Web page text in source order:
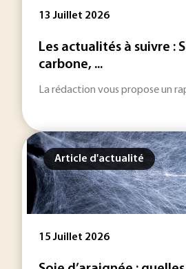
13 Juillet 2026
Les actualités à suivre :
carbone, ...
La rédaction vous propose un
Article d'actualité
15 Juillet 2026